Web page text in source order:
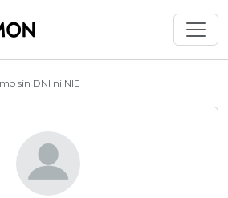
sin DNI ni NIE